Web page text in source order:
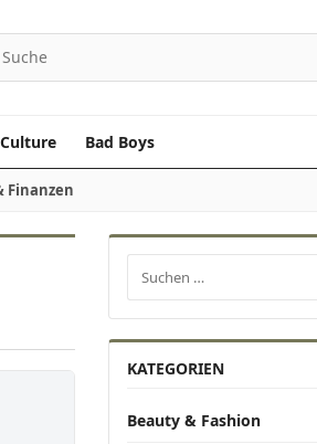
Suchen nach:
Culture Bad Boys
Finanzen
Suchen nach:
KATEGORIEN
Beauty & Fashion